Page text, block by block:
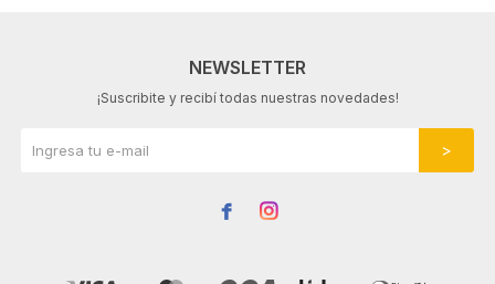
NEWSLETTER
¡Suscribite y recibí todas nuestras novedades!
 